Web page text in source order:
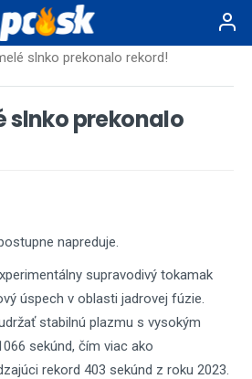
slnko prekonalo rekord!
slnko prekonalo
napreduje.
supravodivý tokamak
úspech v oblasti jadrovej fúzie.
stabilnú plazmu s vysokým
sekúnd, čím viac ako
rekord 403 sekúnd z roku 2023.